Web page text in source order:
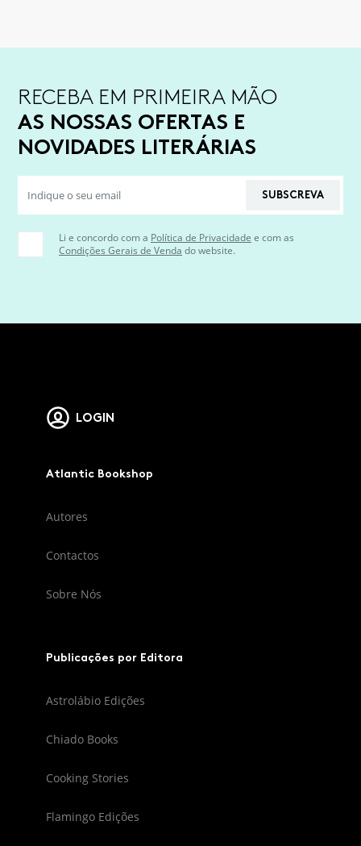
RECEBA EM PRIMEIRA MÃO
AS NOSSAS OFERTAS E
NOVIDADES LITERÁRIAS
SUBSCREVA
Li e concordo com a Política de Privacidade e com as
Condições Gerais de Venda do website.
LOGIN
Atlantic Bookshop
Autores
Contactos
Sobre Nós
Publicações por Editora
Astrolábio Edições
Chiado Books
Cooking Stories
Flamingo Edições